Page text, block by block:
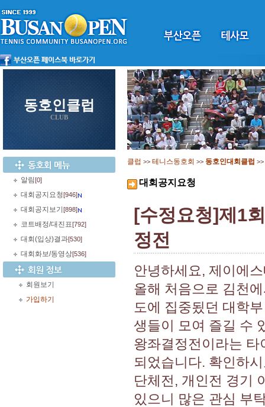
동호인클럽
CLUB
알림[0]
대회공지요청[946]
대회공지보기 [898]
코트배정/대진표[792]
대회(입상)결과[530]
대회화보/동영상[536]
회원보기
가입하기
클럽 >> 테니스동호회 >> 동호인대회클럽 >>
대회공지요청
[수정요청]제1
정전
안녕하세요, 제이에
올해 처음으로 김천
도에 집중됬던 대학
생들이 모여 즐길 수
왕좌결정전이라는
되었습니다. 확인하
단체전, 개인전 경기
있으니 많은 관심 부